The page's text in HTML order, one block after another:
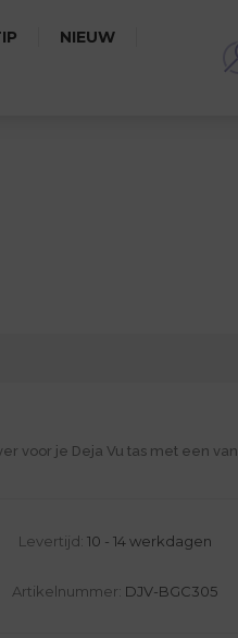
NIEUW
voor je Deja Vu tas met een
Levertijd: 10 - 14 werkdagen
Artikelnummer: DJV-BGC305